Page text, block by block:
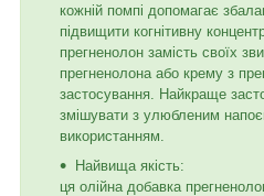
кожній помпі допомагає
підвищити когнітивну
прегненолон замість своїх
прегненолона або крему з
застосування. Найкраще
змішувати з улюбленим
використанням.
Найвища якість:
ця олійна добавка